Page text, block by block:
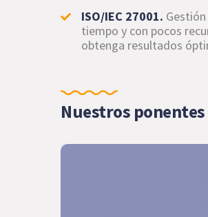
ISO/IEC 27001.
tiempo y con pocos
obtenga resultados
Nuestros ponentes